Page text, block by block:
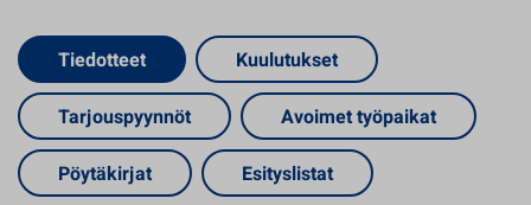
Tiedotteet
Kuulutukset
Tarjouspyynnöt
Avoimet työpaikat
Pöytäkirjat
Esityslistat